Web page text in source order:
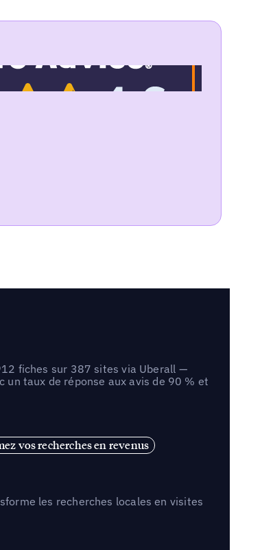
fiches sur 387 sites via Uberall —
un taux de réponse aux avis de 90 % et
vos recherches en revenus
les recherches locales en visites